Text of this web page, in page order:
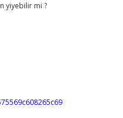
yiyebilir mi ?